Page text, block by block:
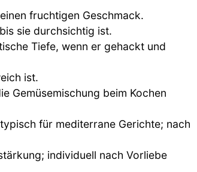
fruchtigen Geschmack.
sie durchsichtig ist.
Tiefe, wenn er gehackt und
ist.
Gemüsemischung beim Kochen
für mediterrane Gerichte; nach
individuell nach Vorliebe